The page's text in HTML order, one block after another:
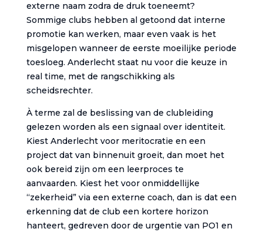
externe naam zodra de druk toeneemt?
Sommige clubs hebben al getoond dat interne
promotie kan werken, maar even vaak is het
misgelopen wanneer de eerste moeilijke periode
toesloeg. Anderlecht staat nu voor die keuze in
real time, met de rangschikking als
scheidsrechter.
À terme zal de beslissing van de clubleiding
gelezen worden als een signaal over identiteit.
Kiest Anderlecht voor meritocratie en een
project dat van binnenuit groeit, dan moet het
ook bereid zijn om een leerproces te
aanvaarden. Kiest het voor onmiddellijke
“zekerheid” via een externe coach, dan is dat een
erkenning dat de club een kortere horizon
hanteert, gedreven door de urgentie van PO1 en